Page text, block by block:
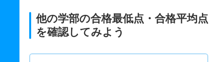
他の学部の合格最低点・合格平均点
を確認してみよう